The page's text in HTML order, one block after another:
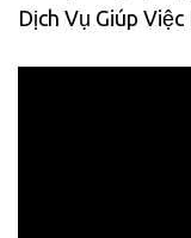
Dịch Vụ Giúp